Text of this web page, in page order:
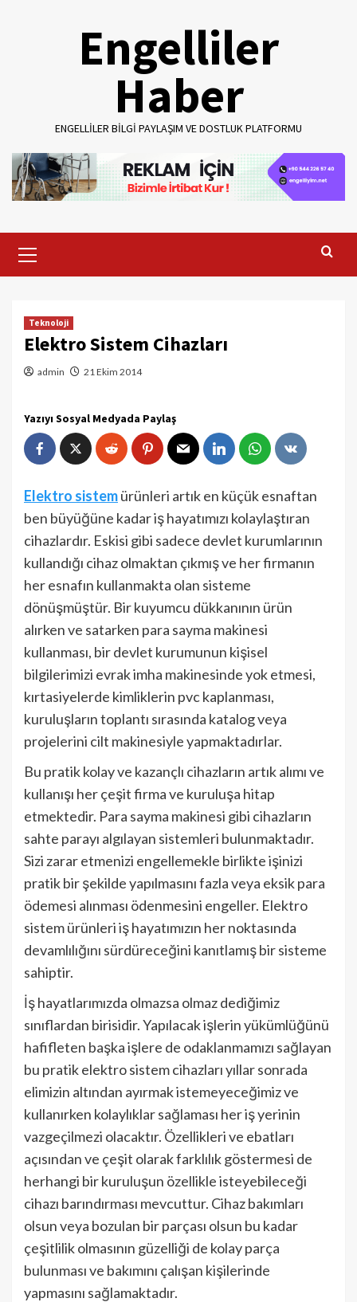
Engelliler
Haber
ENGELLILER BILGI PAYLAŞIM VE DOSTLUK PLATFORMU
Menu
Teknoloji
Elektro Sistem Cihazları
admin 21 Ekim 2014
Yazıyı Sosyal Medyada Paylaş
Elektro sistemürünleri artık en küçük esnaftan
ben büyüğüne kadar iş hayatımızı kolaylaştıran
cihazlardır. Eskisi gibi sadece devlet kurumlarının
kullandığı cihaz olmaktan çıkmış ve her firmanın
her esnafın kullanmakta olan sisteme
dönüşmüştür. Bir kuyumcu dükkanının ürün
alırken ve satarken para sayma makinesi
kullanması, bir devlet kurumunun kişisel
bilgilerimizi evrak imha makinesinde yok etmesi,
kırtasiyelerde kimliklerin pvc kaplanması,
kuruluşların toplantı sırasında katalog veya
projelerini cilt makinesiyle yapmaktadırlar.
Bu pratik kolay ve kazançlı cihazların artık alımı ve
kullanışı her çeşit firma ve kuruluşa hitap
etmektedir. Para sayma makinesi gibi cihazların
sahte parayı algılayan sistemleri bulunmaktadır.
Sizi zarar etmenizi engellemekle birlikte işinizi
pratik bir şekilde yapılmasını fazla veya eksik para
ödemesi alınması ödenmesini engeller. Elektro
sistem ürünleri iş hayatımızın her noktasında
devamlılığını sürdüreceğini kanıtlamış bir sisteme
sahiptir.
İş hayatlarımızda olmazsa olmaz dediğimiz
sınıflardan birisidir. Yapılacak işlerin yükümlüğünü
hafifleten başka işlere de odaklanmamızı sağlayan
bu pratik elektro sistem cihazları yıllar sonrada
elimizin altından ayırmak istemeyeceğimiz ve
kullanırken kolaylıklar sağlaması her iş yerinin
vazgeçilmezi olacaktır. Özellikleri ve ebatları
açısından ve çeşit olarak farklılık göstermesi de
herhangi bir kuruluşun özellikle isteyebileceği
cihazı barındırması mevcuttur. Cihaz bakımları
olsun veya bozulan bir parçası olsun bu kadar
çeşitlilik olmasının güzelliği de kolay parça
bulunması ve bakımını çalışan kişilerinde
yapmasını sağlamaktadır.